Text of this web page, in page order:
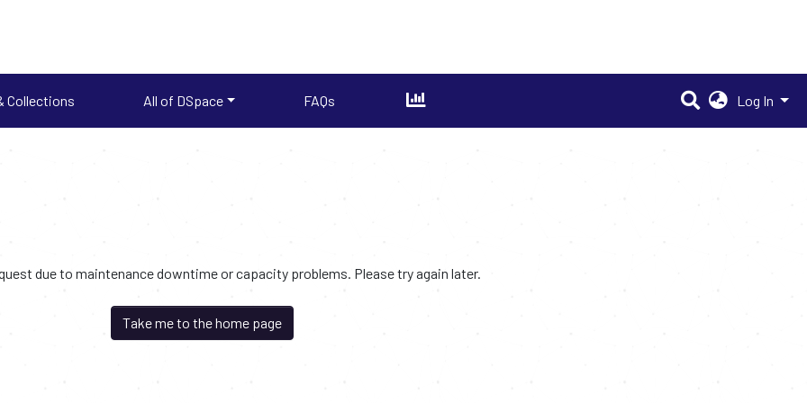
Collections All of DSpace FAQs Log In
due to maintenance downtime or capacity problems. Please try again later.
Take me to the home page